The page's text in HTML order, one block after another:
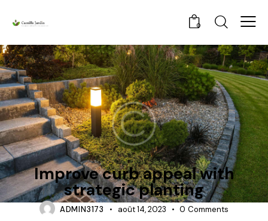
0
GARDEN
Improve curb appeal with
strategic planting
ADMIN3173 août 14, 2023 0 Comments